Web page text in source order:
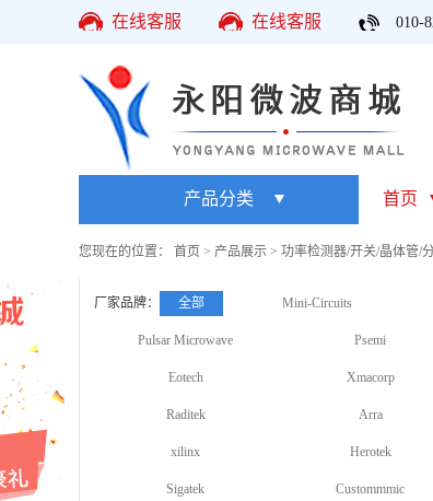
在线客服 在线客服 010-
产品分类 首页
您现在的位置： 首页 > 产品展示 > 功率检测器/开关/晶体管/
厂家品牌： 全部 Mini-Circuits
Pulsar Microwave Psemi
Eotech Xmacorp
Raditek Arra
xilinx Herotek
Sigatek Custommmic